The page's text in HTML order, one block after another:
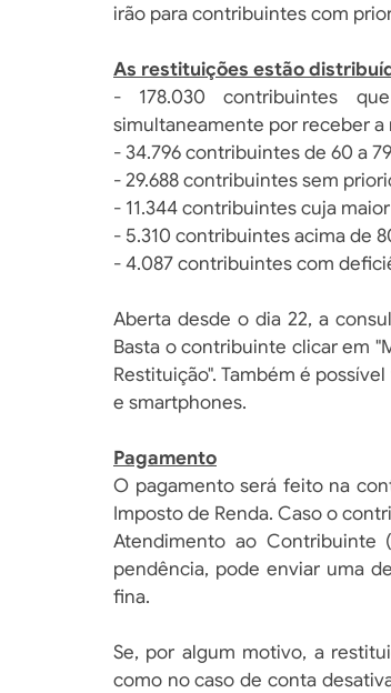
irão para contribuintes com
As restituições estão
- 178.030 contribuintes
simultaneamente por receber a
- 34.796 contribuintes de 60 a
- 29.688 contribuintes sem
- 11.344 contribuintes cuja
- 5.310 contribuintes acima de
- 4.087 contribuintes com
Aberta desde o dia 22, a
Basta o contribuinte clicar em
Restituição". Também é
e smartphones.
Pagamento
O pagamento será feito na
Imposto de Renda. Caso o
Atendimento ao Contribuinte
pendência, pode enviar uma
fina.
Se, por algum motivo, a
como no caso de conta